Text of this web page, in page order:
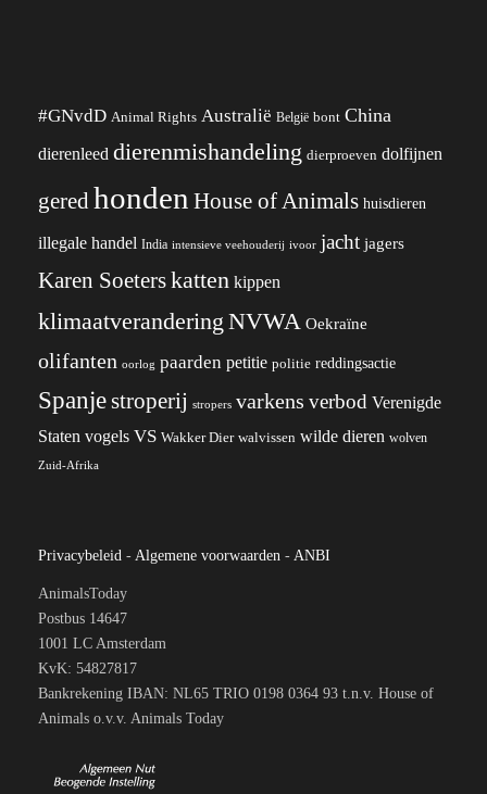
#GNvdD Animal Rights Australië België bont China
dierenleed dierenmishandeling dierproeven dolfijnen
geredhonden House of Animals huisdieren
illegale handel India intensieve veehouderij ivoor jacht jagers
Karen Soeterskatten kippen
klimaatverandering NVWA Oekraïne
olifanten oorlog paarden petitie politie reddingsactie
Spanjestroperij stropers varkens verbod Verenigde
Staten vogels VS Wakker Dier walvissen wilde dieren wolven
Zuid-Afrika
Privacybeleid - Algemene voorwaarden - ANBI
AnimalsToday
Postbus 14647
1001 LC Amsterdam
KvK: 54827817
Bankrekening IBAN: NL65 TRIO 0198 0364 93 t.n.v. House of
Animals o.v.v. Animals Today